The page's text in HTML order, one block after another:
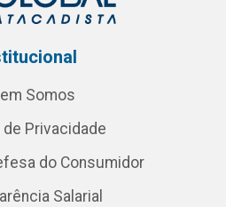
Somos
de Privacidade
do Consumidor
Salarial